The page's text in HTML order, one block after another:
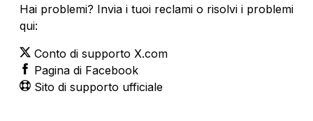
Hai problemi? Invia i tuoi reclami o risolvi i problemi
qui:
Conto di supporto X.com
Pagina di Facebook
Sito di supporto ufficiale